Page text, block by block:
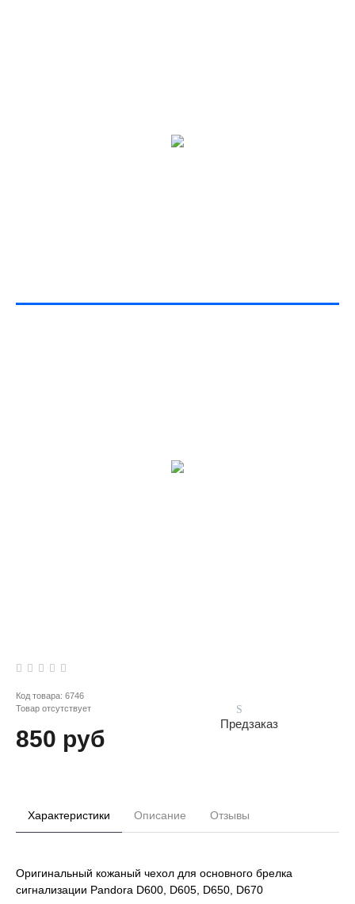
Код товара: 6746
Товар отсутствует
850 руб
Предзаказ
Характеристики Описание Отзывы
Оригинальный кожаный чехол для основного брелка
сигнализации Pandora D600, D605, D650, D670